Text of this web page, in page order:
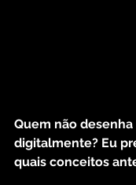
Quem não
digitalmente? Eu
quais conceitos